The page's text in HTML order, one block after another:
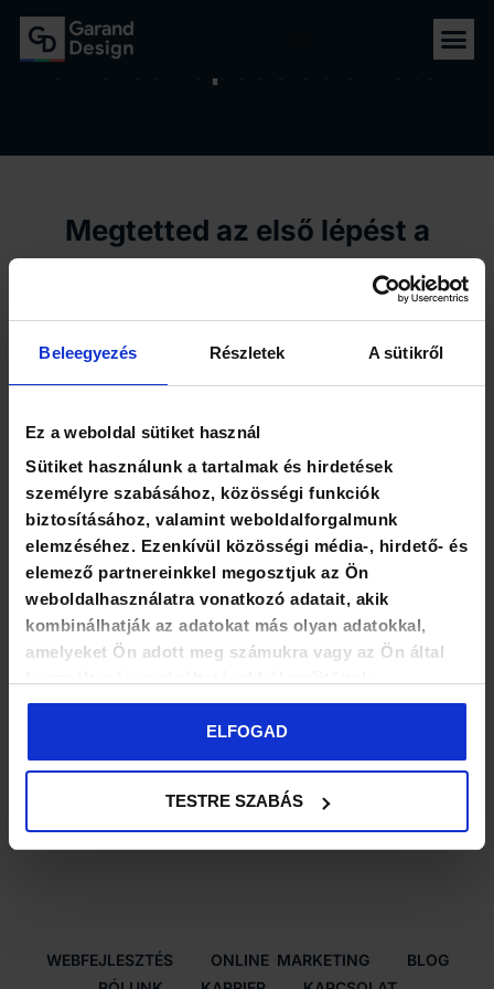
Beleegyezés Részletek A sütikről
Ez a weboldal sütiket használ
Sütiket használunk a tartalmak és hirdetések
személyre szabásához, közösségi funkciók
biztosításához, valamint weboldalforgalmunk
elemzéséhez. Ezenkívül közösségi média-, hirdető- és
elemező partnereinkkel megosztjuk az Ön
weboldalhasználatra vonatkozó adatait, akik
kombinálhatják az adatokat más olyan adatokkal,
amelyeket Ön adott meg számukra vagy az Ön által
ELFOGAD
TESTRE SZABÁS
Sikeres kapcsolatfelvétel
Megtetted az első lépést a
vállalkozásod fejlesztésének
Az űrlapodat sikeresen megkaptuk,
mailt, majd kollégánk felveszi veled a
kapcsolatot.
WEBFEJLESZTÉS ONLINE– MARKETING
BLOG